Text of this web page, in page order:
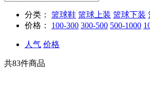
分类： 篮球鞋 篮球上装 篮球下装
价格：
100-300 300-500 500-1000
人气 价格
共83件商品